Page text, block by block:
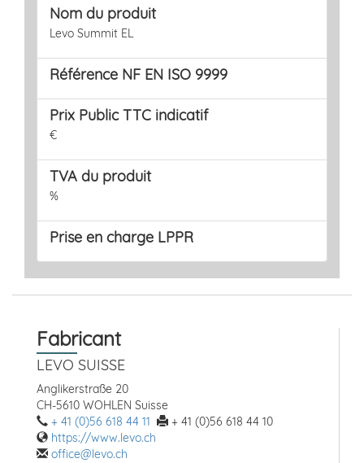
Nom du produit
Levo Summit EL
Référence NF EN ISO 9999
Prix Public TTC indicatif
€
TVA du produit
%
Prise en charge LPPR
Fabricant
LEVO SUISSE
Anglikerstraße 20
CH-5610 WOHLEN Suisse
+ 41 (0)56 618 44 11
+ 41 (0)56 618 44 10
https://www.levo.ch
office@levo.ch